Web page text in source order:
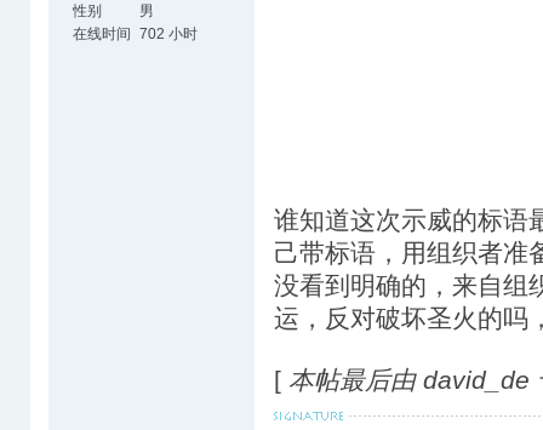
性别
男
在线时间
702 小时
谁知道这次示威的标语
己带标语，用组织者准
没看到明确的，来自组
运，反对破坏圣火的吗
[ 本帖最后由